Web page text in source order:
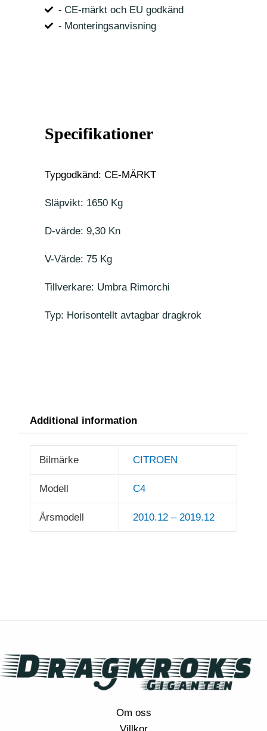
⁃ CE-märkt och EU godkänd
⁃ Monteringsanvisning
Specifikationer
Typgodkänd: CE-MÄRKT
Släpvikt: 1650 Kg
D-värde: 9,30 Kn
V-Värde: 75 Kg
Tillverkare: Umbra Rimorchi
Typ: Horisontellt avtagbar dragkrok
Additional information
Bilmärke CITROEN
Modell C4
Årsmodell 2010.12 – 2019.12
Om oss